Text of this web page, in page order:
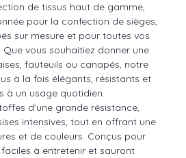
de tissus haut de gamme,
pour la confection de sièges,
sur mesure et pour toutes vos
vous souhaitiez donner une
fauteuils ou canapés, notre
à la fois élégants, résistants et
à un usage quotidien.
d'une grande résistance,
intensives, tout en offrant une
et de couleurs. Conçus pour
à entretenir et sauront